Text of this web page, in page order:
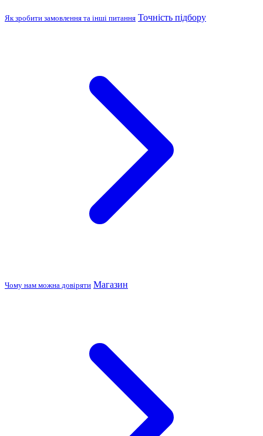
Як зробити замовлення та інші питання Точність підбору
Чому нам можна довіряти Магазин